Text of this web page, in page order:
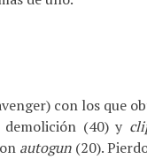
con los que
(40) y
autogun(20).